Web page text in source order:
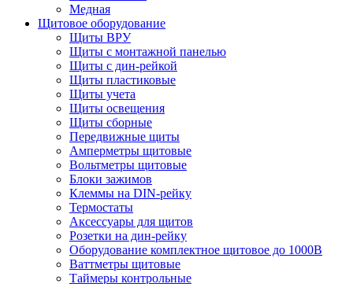
Медная
Щитовое оборудование
Щиты ВРУ
Щиты с монтажной панелью
Щиты с дин-рейкой
Щиты пластиковые
Щиты учета
Щиты освещения
Щиты сборные
Передвижные щиты
Амперметры щитовые
Вольтметры щитовые
Блоки зажимов
Клеммы на DIN-рейку
Термостаты
Аксессуары для щитов
Розетки на дин-рейку
Оборудование комплектное щитовое до 1000В
Ваттметры щитовые
Таймеры контрольные